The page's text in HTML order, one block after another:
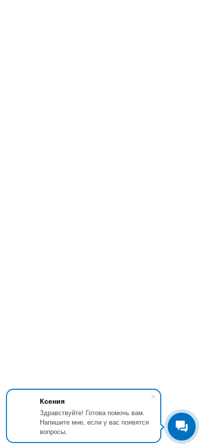
Ксения
Здравствуйте! Готова помочь вам.
Напишите мне, если у вас появятся
вопросы.